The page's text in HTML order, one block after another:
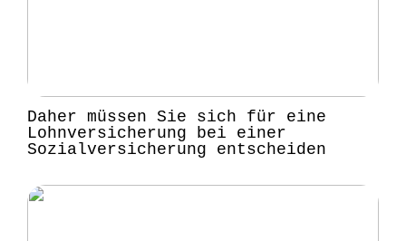
Daher müssen Sie sich für eine
Lohnversicherung bei einer
Sozialversicherung entscheiden